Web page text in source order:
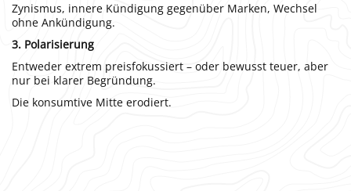
Zynismus, innere Kündigung gegenüber Marken, Wechsel
ohne Ankündigung.
3. Polarisierung
Entweder extrem preisfokussiert – oder bewusst teuer, aber
nur bei klarer Begründung.
Die konsumtive Mitte erodiert.